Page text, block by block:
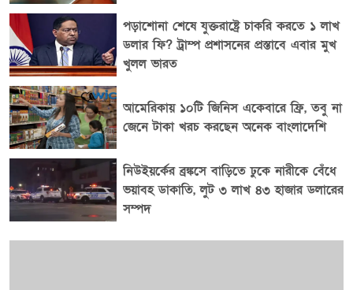
পরিস্থিতিতে এ ধরনের সহযোগিতা সদস্য রাষ্ট্রগুলোর মধ্যে
সমন্বয় বাড়াতে সহায়ক হবে। বিশ্লেষকদের মতে, মধ্যপ্রাচ্য ও
বৃহত্তর মুসলিম বিশ্বে পরিবর্তিত নিরাপত্তা পরিস্থিতির মধ্যে এই
চুক্তি শুধু সামরিক সহযোগিতাই নয়, বরং কৌশলগত সমন্বয়,
গোয়েন্দা তথ্য বিনিময় এবং প্রতিরক্ষা সক্ষমতা বৃদ্ধির ক্ষেত্রেও
ভবিষ্যতে গুরুত্বপূর্ণ ভূমিকা রাখতে পারে। তবে চুক্তির পূর্ণ
কাঠামো ও বাস্তবায়নের বিস্তারিত এখনো প্রকাশ করা হয়নি।
সূত্র: টাইমস টুডে, সৌদি প্রেস এজেন্সি (এসপিএ), আনাদোলু
এজেন্সি।
পড়াশোনা শেষে যুক্তরাষ্ট্রে চাকরি করতে ১ লাখ
ডলার ফি? ট্রাম্প প্রশাসনের প্রস্তাবে এবার মুখ
খুলল ভারত
আমেরিকায় ১০টি জিনিস একেবারে ফ্রি, তবু না
জেনে টাকা খরচ করছেন অনেক বাংলাদেশি
নিউইয়র্কের ব্রঙ্কসে বাড়িতে ঢুকে নারীকে বেঁধে
ভয়াবহ ডাকাতি, লুট ৩ লাখ ৪৩ হাজার ডলারের
সম্পদ